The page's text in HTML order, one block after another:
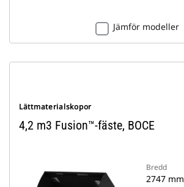
Jämför modeller
Lättmaterialskopor
4,2 m3 Fusion™-fäste, BOCE
Bredd
2747 mm